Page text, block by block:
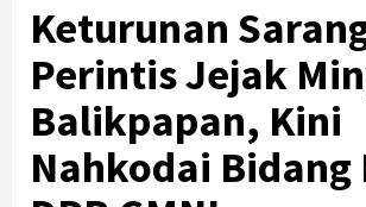
Keturunan
Perintis Jejak
Balikpapan, Kini
Nahkodai